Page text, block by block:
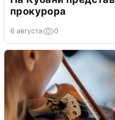
прокурора
6 августа 0